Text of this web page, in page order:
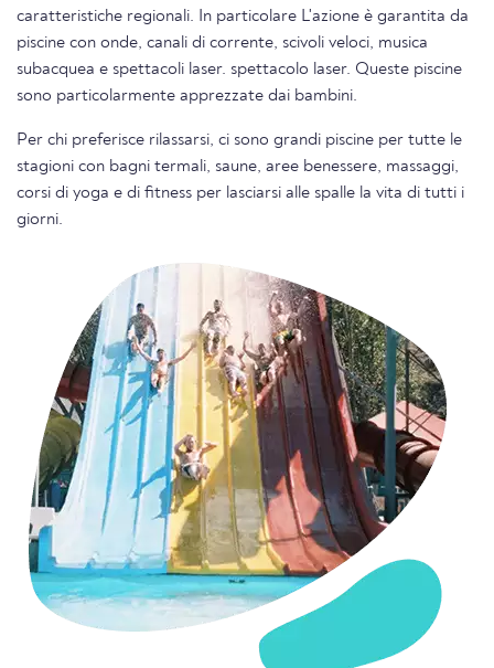
caratteristiche regionali. In particolare L'azione è garantita da
piscine con onde, canali di corrente, scivoli veloci, musica
subacquea e spettacoli laser. spettacolo laser. Queste piscine
sono particolarmente apprezzate dai bambini.
Per chi preferisce rilassarsi, ci sono grandi piscine per tutte le
stagioni con bagni termali, saune, aree benessere, massaggi,
corsi di yoga e di fitness per lasciarsi alle spalle la vita di tutti i
giorni.